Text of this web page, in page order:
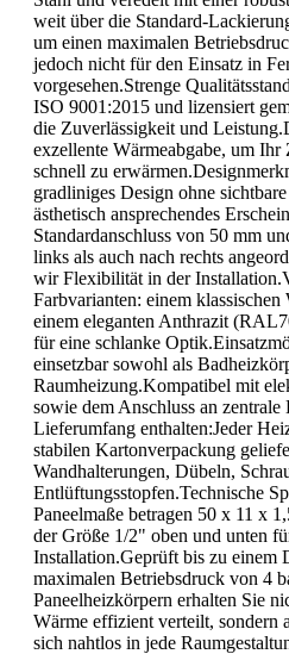
weit über die Standard-
um einen maximalen
jedoch nicht für den Einsatz in
vorgesehen.Strenge
ISO 9001:2015 und lizensiert
die Zuverlässigkeit und
exzellente Wärmeabgabe, um Ihr
schnell zu
gradliniges Design ohne
ästhetisch ansprechendes
Standardanschluss von 50 mm
links als auch nach rechts
wir Flexibilität in der
Farbvarianten: einem
einem eleganten Anthrazit
für eine schlanke
einsetzbar sowohl als
Raumheizung.Kompatibel mit
sowie dem Anschluss an zentrale
Lieferumfang enthalten:Jeder
stabilen Kartonverpackung
Wandhalterungen, Dübeln,
Entlüftungsstopfen.Technische
Paneelmaße betragen 50 x 11 x
der Größe 1/2" oben und unten
Installation.Geprüft bis zu einem
maximalen Betriebsdruck von 4
Paneelheizkörpern erhalten Sie
Wärme effizient verteilt, sondern
sich nahtlos in jede